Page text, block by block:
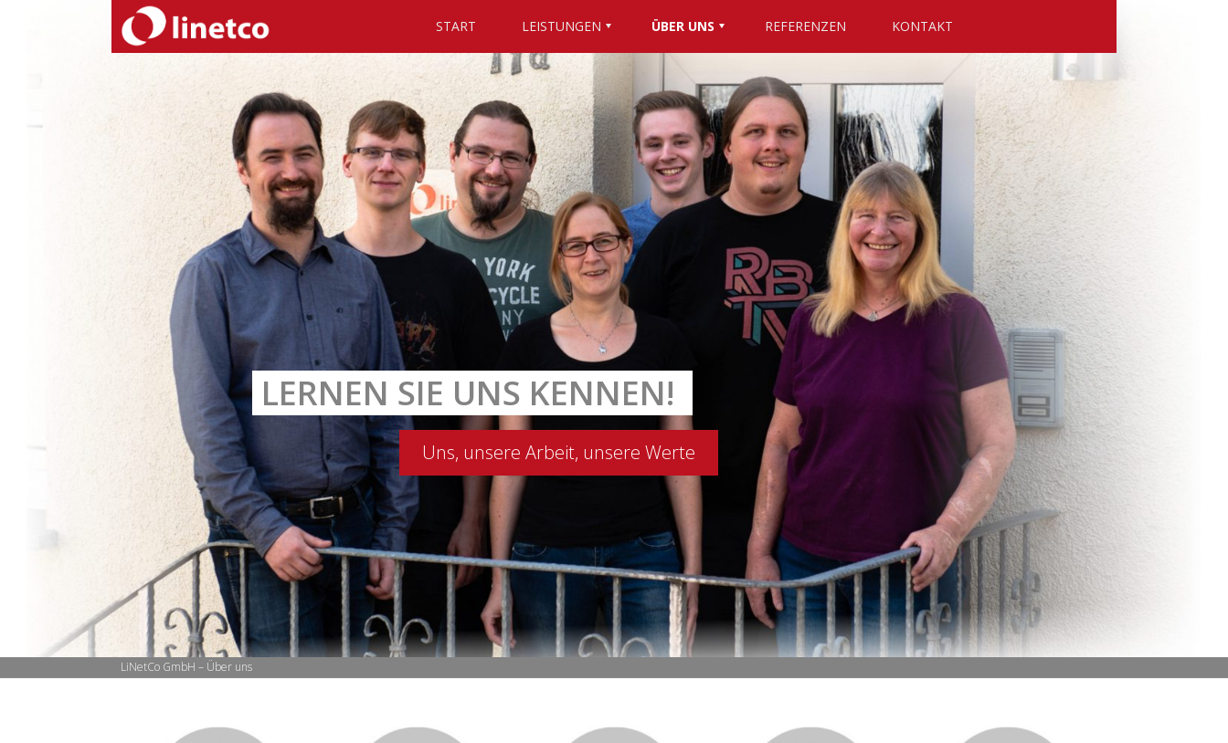
START LEISTUNGEN ÜBER UNS REFERENZEN KONTAKT
Uns, unsere Arbeit, unsere Werte
LERNEN SIE UNS KENNEN!
LiNetCo GmbH – Über uns